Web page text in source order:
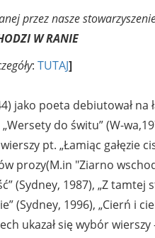
przez nasze
W RANIE
: TUTAJ]
jako poeta debiutował na
do świtu” (W-
pt. „Łamiąc gałęzie
prozy(M.in "Ziarno
(Sydney, 1987), „Z
(Sydney, 1996), „Cierń i
ukazał się wybór